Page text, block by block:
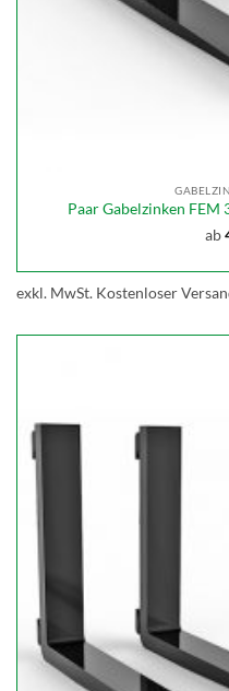
Paar Gabelzinken
ab
exkl. MwSt. Kostenloser